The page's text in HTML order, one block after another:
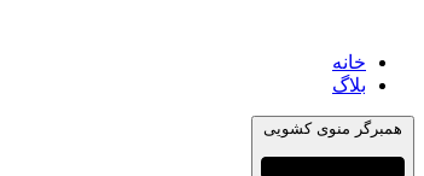
خانه
بلاگ
همبرگر منوی کشویی